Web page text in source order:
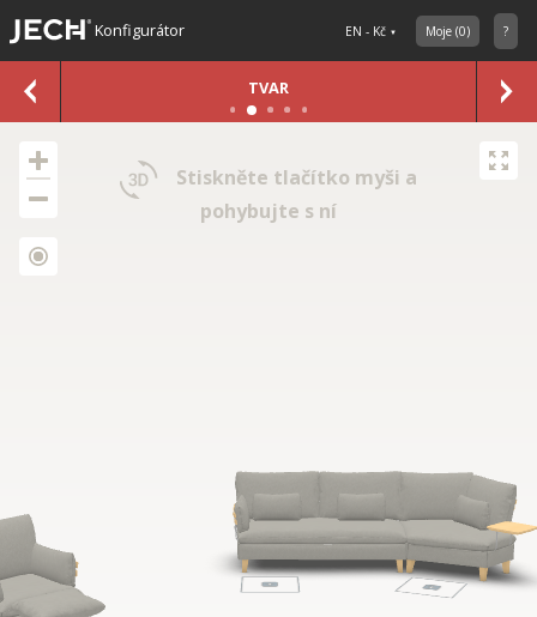
Konfigurátor EN - Kč Moje (0) ?
TVAR
Stiskněte tlačítko myši a
pohybujte s ní